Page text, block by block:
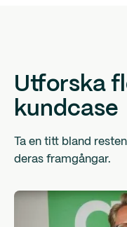
Utforska
kundcase
Ta en titt bland
deras framgångar.